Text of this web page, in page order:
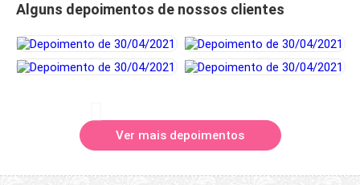
Alguns depoimentos de nossos clientes
Ver mais depoimentos